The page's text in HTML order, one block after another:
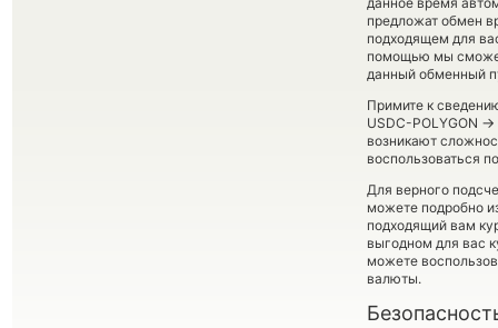
предложат обмен
подходящем для
помощью мы
данный обменный
Примите к
USDC-POLYGON →
возникают
воспользоваться
Для верного
можете подробно
подходящий вам
выгодном для вас
можете
валюты.